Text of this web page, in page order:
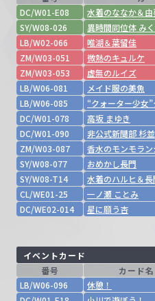
DC/W01-E08
水着のななか＆由
SY/W08-026
異時間同位体 み
LB/W02-066
唯湖＆葉留佳
ZM/W03-051
微熱のキュルケ
ZM/W03-053
虚無のルイズ
LB/W06-081
メイド服の美魚
LB/W06-085
“クォーター少女”
DC/W01-078
高坂 まゆき
DC/W01-090
非公式新聞部 杉並
ZM/W03-087
香水のモンモラン
SY/W08-077
おめかし長門
SY/W08-T14
水着のハルヒ＆長
CL/WE01-25
一ノ瀬 ことみ
DC/WE02-014
星に願う杏
イベントカード
番号
カード名
LB/W06-096
休憩！